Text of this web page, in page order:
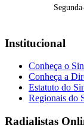
Institucional
Conheça o
Conheça a
Estatuto do
Regionais do
Radialistas